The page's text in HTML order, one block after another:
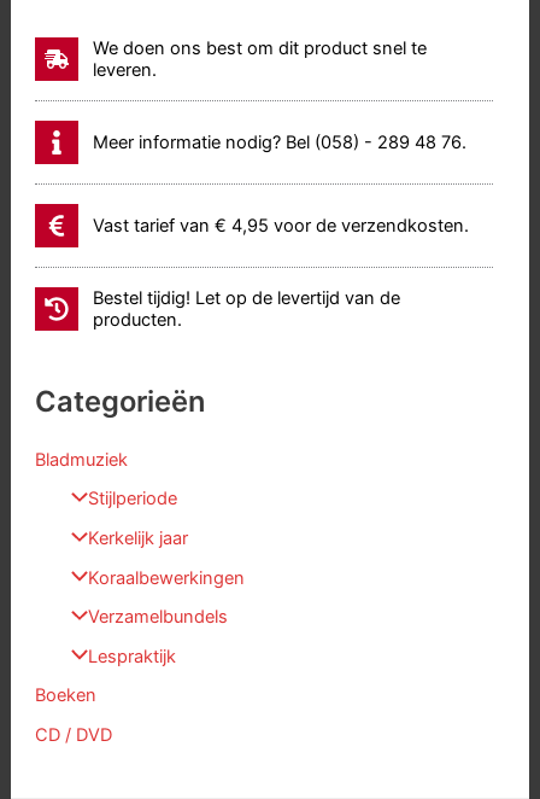
We doen ons best om dit product snel te
leveren.
Meer informatie nodig? Bel (058) - 289 48 76.
Vast tarief van € 4,95 voor de verzendkosten.
Bestel tijdig! Let op de levertijd van de
producten.
Categorieën
Bladmuziek
Stijlperiode
Kerkelijk jaar
Koraalbewerkingen
Verzamelbundels
Lespraktijk
Boeken
CD / DVD